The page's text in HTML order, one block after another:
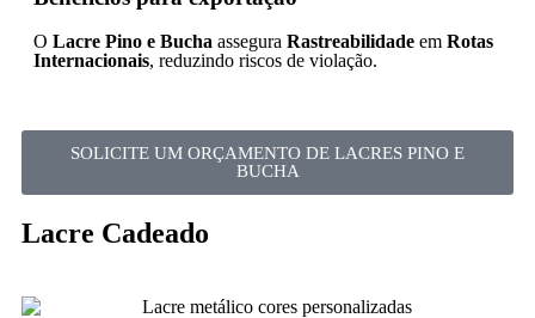
O Lacre Pino e Bucha assegura Rastreabilidade em Rotas
Internacionais, reduzindo riscos de violação.
SOLICITE UM ORÇAMENTO DE LACRES PINO E
BUCHA
Lacre Cadeado